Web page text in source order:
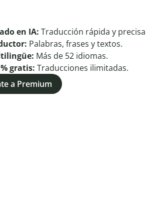
en IA: Traducción rápida y
Palabras, frases y textos.
Más de 52 idiomas.
gratis: Traducciones ilimitadas.
a Premium